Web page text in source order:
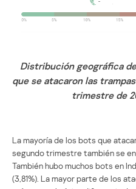
Distribución geográfica
que se atacaron las
trimestre de
La mayoría de los bots que
segundo trimestre también se
También hubo muchos bots en
(3,81%). La mayor parte de los